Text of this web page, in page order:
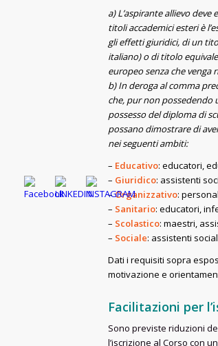
a) L’aspirante allievo
titoli accademici esteri è
gli effetti giuridici, di un
italiano) o di titolo
europeo senza che
b) In deroga al comma
che, pur non
possesso del diploma di
possano dimostrare di
nei seguenti ambiti:
– Educativo: educatori,
– Giuridico: assistenti
–Organizzativo:
– Sanitario: educatori,
– Scolastico: maestri,
– Sociale: assistenti
Dati i requisiti sopra
motivazione e
Facilitazioni per
Sono previste riduzioni
l’iscrizione al Corso con